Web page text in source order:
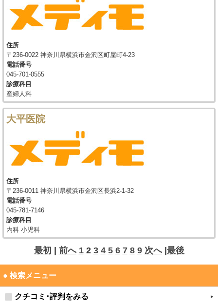
住所
〒236-0022 神奈川県横浜市金沢区町屋町4-23
電話番号
045-701-0555
診療科目
産婦人科
大平医院
住所
〒236-0011 神奈川県横浜市金沢区長浜2-1-32
電話番号
045-781-7146
診療科目
内科 小児科
最初 | 前へ 1 2 3 4 5 6 7 8 9 次へ|最後
● 検索メニュー
クチコミ･評判をみる